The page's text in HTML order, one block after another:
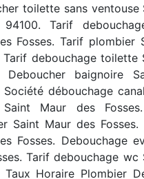
toilette sans ventouse
94100. Tarif
Fosses. Tarif plombier
Tarif debouchage toilette
Deboucher baignoire
Société débouchage
Saint Maur des
Saint Maur des Fosses.
Fosses. Debouchage
Tarif debouchage wc
Taux Horaire Plombier